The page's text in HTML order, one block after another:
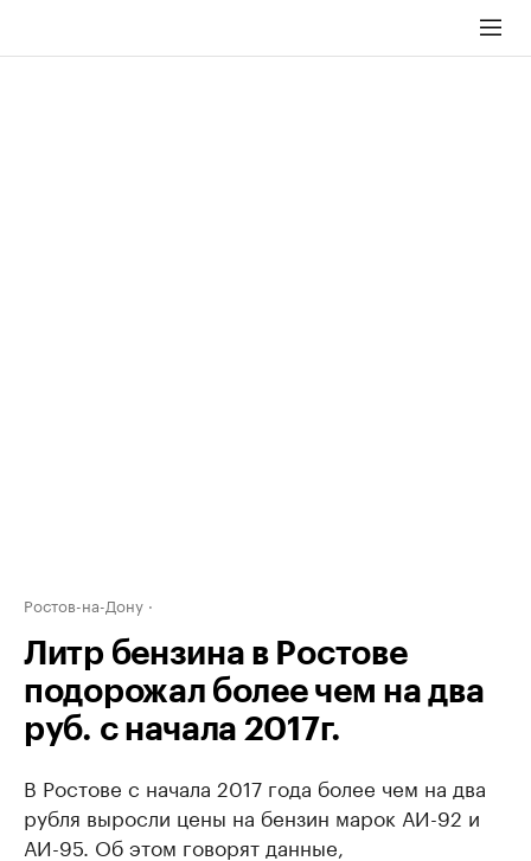
Ростов-на-Дону
Литр бензина в Ростове
подорожал более чем на два
руб. с начала 2017г.
В Ростове с начала 2017 года более чем на два
рубля выросли цены на бензин марок АИ-92 и
АИ-95. Об этом говорят данные,